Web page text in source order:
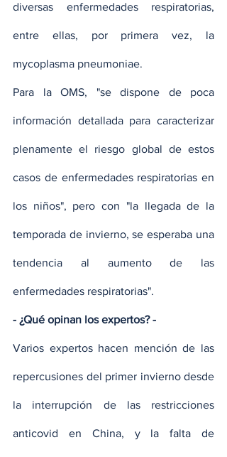
diversas enfermedades respiratorias,
entre ellas, por primera vez, la
mycoplasma pneumoniae.
Para la OMS, "se dispone de poca
información detallada para caracterizar
plenamente el riesgo global de estos
casos de enfermedades respiratorias en
los niños", pero con "la llegada de la
temporada de invierno, se esperaba una
tendencia al aumento de las
enfermedades respiratorias".
- ¿Qué opinan los expertos? -
Varios expertos hacen mención de las
repercusiones del primer invierno desde
la interrupción de las restricciones
anticovid en China, y la falta de